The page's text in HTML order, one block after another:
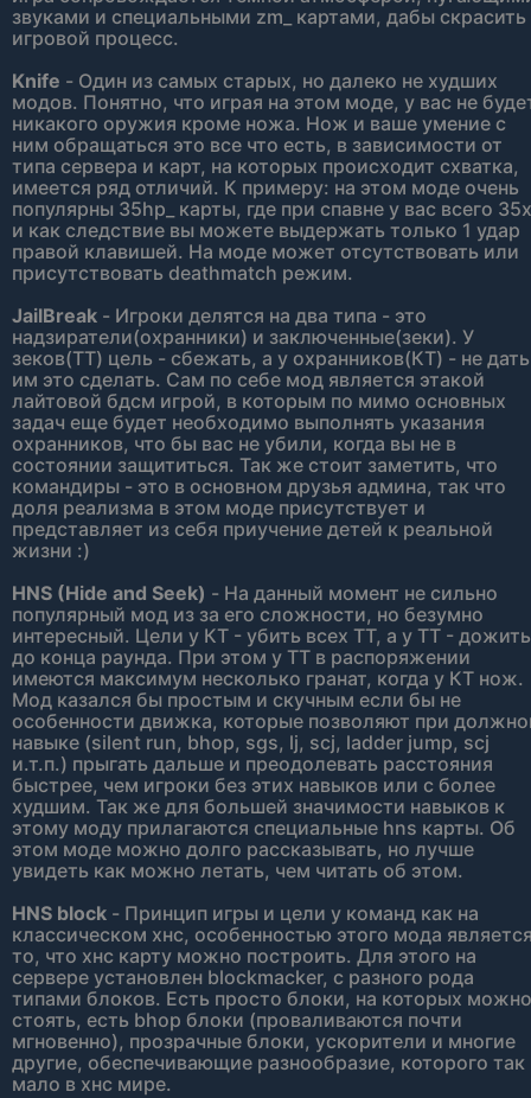
звуками и специальными zm_ картами, дабы скрасить
игровой процесс.
Knife - Один из самых старых, но далеко не худших
модов. Понятно, что играя на этом моде, у вас не
никакого оружия кроме ножа. Нож и ваше умение с
ним обращаться это все что есть, в зависимости от
типа сервера и карт, на которых происходит схватка,
имеется ряд отличий. К примеру: на этом моде очень
популярны 35hp_ карты, где при спавне у вас всего
и как следствие вы можете выдержать только 1 удар
правой клавишей. На моде может отсутствовать или
присутствовать deathmatch режим.
JailBreak - Игроки делятся на два типа - это
надзиратели(охранники) и заключенные(зеки). У
зеков(ТТ) цель - сбежать, а у охранников(КТ) - не дать
им это сделать. Сам по себе мод является этакой
лайтовой бдсм игрой, в которым по мимо основных
задач еще будет необходимо выполнять указания
охранников, что бы вас не убили, когда вы не в
состоянии защититься. Так же стоит заметить, что
командиры - это в основном друзья админа, так что
доля реализма в этом моде присутствует и
представляет из себя приучение детей к реальной
жизни :)
HNS (Hide and Seek) - На данный момент не сильно
популярный мод из за его сложности, но безумно
интересный. Цели у КТ - убить всех ТТ, а у ТТ - дожить
до конца раунда. При этом у ТТ в распоряжении
имеются максимум несколько гранат, когда у КТ нож.
Мод казался бы простым и скучным если бы не
особенности движка, которые позволяют при
навыке (silent run, bhop, sgs, lj, scj, ladder jump, scj
и.т.п.) прыгать дальше и преодолевать расстояния
быстрее, чем игроки без этих навыков или с более
худшим. Так же для большей значимости навыков к
этому моду прилагаются специальные hns карты. Об
этом моде можно долго рассказывать, но лучше
увидеть как можно летать, чем читать об этом.
HNS block - Принцип игры и цели у команд как на
классическом хнс, особенностью этого мода
то, что хнс карту можно построить. Для этого на
сервере установлен blockmacker, с разного рода
типами блоков. Есть просто блоки, на которых можно
стоять, есть bhop блоки (проваливаются почти
мгновенно), прозрачные блоки, ускорители и многие
другие, обеспечивающие разнообразие, которого так
мало в хнс мире.